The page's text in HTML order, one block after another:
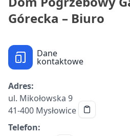
Górecka – Biuro
Dane
kontaktowe
Adres:
ul. Mikołowska 9
41-400 Mysłowice
Telefon: